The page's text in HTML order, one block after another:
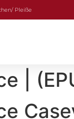
Pleiße
|